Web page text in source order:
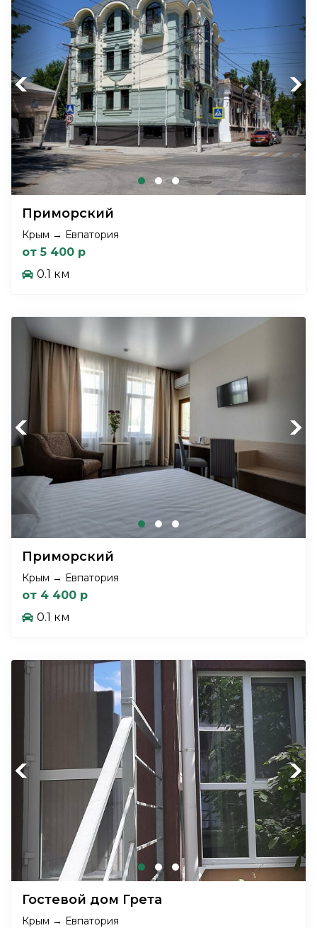
Previous Next
Приморский
Крым → Евпатория
от 5 400 р
0.1 км
Previous Next
Приморский
Крым → Евпатория
от 4 400 р
0.1 км
Previous Next
Гостевой дом Грета
Крым → Евпатория